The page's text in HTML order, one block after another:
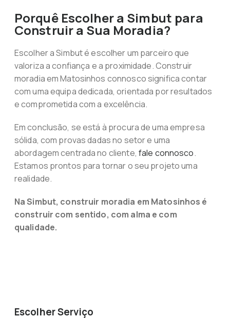
Porquê Escolher a Simbut para
Construir a Sua Moradia?
Escolher a Simbut é escolher um parceiro que
valoriza a confiança e a proximidade. Construir
moradia em Matosinhos connosco significa contar
com uma equipa dedicada, orientada por resultados
e comprometida com a excelência.
Em conclusão, se está à procura de uma empresa
sólida, com provas dadas no setor e uma
abordagem centrada no cliente, fale connosco.
Estamos prontos para tornar o seu projeto uma
realidade.
Na Simbut, construir moradia em Matosinhos é
construir com sentido, com alma e com
qualidade.
Escolher Serviço